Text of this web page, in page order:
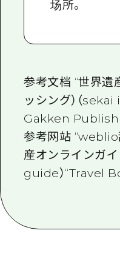
场所。
参考文档 “世界遺
ッシング）（
Gakken
参考网站 “weblio
産オンラインガイ
guide）“Travel